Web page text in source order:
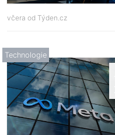
včera od Týden.cz
Technologie